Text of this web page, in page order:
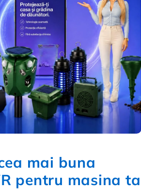
mai buna
pentru masina ta